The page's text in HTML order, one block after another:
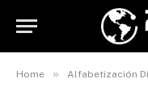
Home » Alfabetización